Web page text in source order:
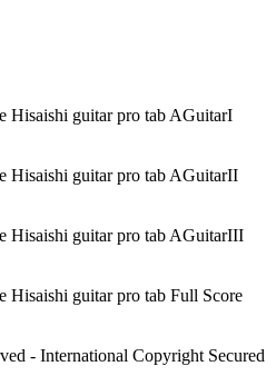
- International Copyright Secured